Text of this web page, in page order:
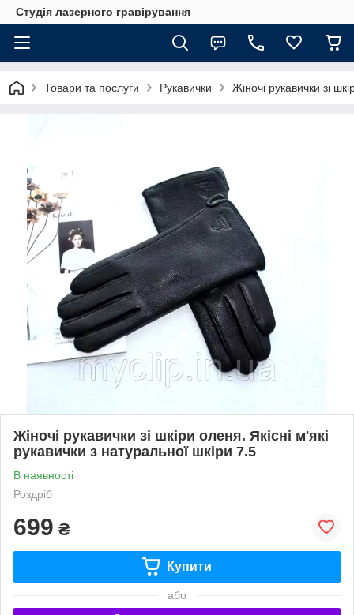
Студія лазерного гравірування
Товари та послуги Рукавички Жіночі рукавички зі
Жіночі рукавички зі шкіри оленя. Якісні м'які
рукавички з натуральної шкіри 7.5
В наявності
Роздріб
699 ₴
Купити
або